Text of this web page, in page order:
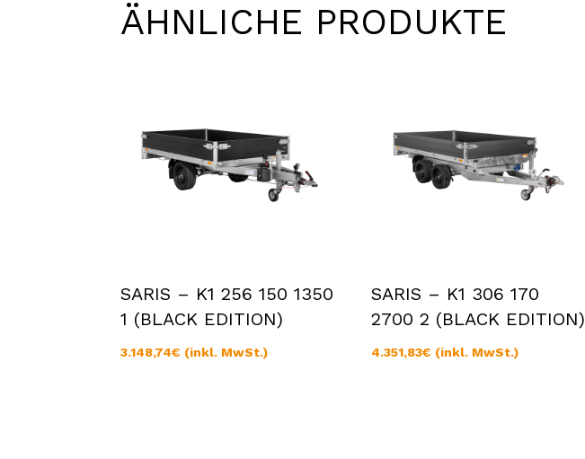
ÄHNLICHE PRODUKTE
SARIS – K1 256 150 1350
1 (BLACK EDITION)
3.148,74€ (inkl. MwSt.)
SARIS – K1 306 170
2700 2 (BLACK EDITION)
4.351,83€ (inkl. MwSt.)